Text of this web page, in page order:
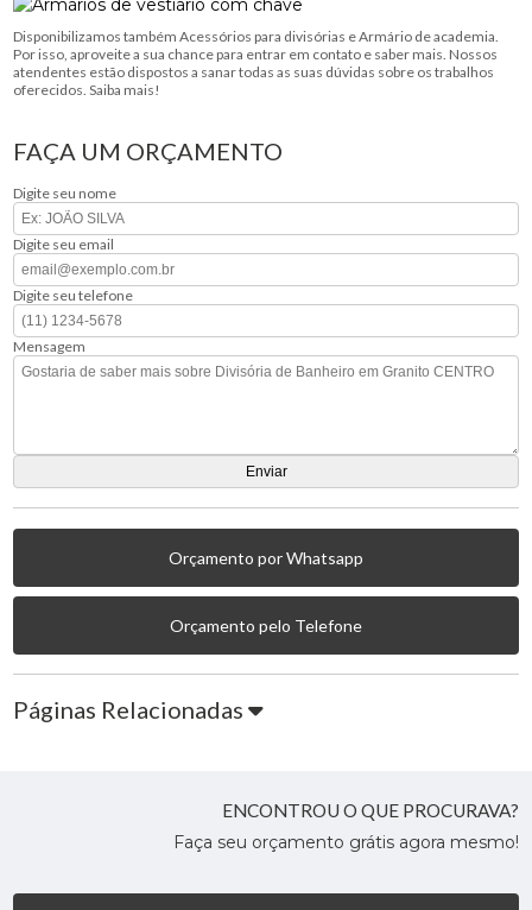
Disponibilizamos também Acessórios para divisórias e Armário de academia.
Por isso, aproveite a sua chance para entrar em contato e saber mais. Nossos
atendentes estão dispostos a sanar todas as suas dúvidas sobre os trabalhos
oferecidos. Saiba mais!
FAÇA UM ORÇAMENTO
Digite seu nome
Digite seu email
Digite seu telefone
Mensagem
Orçamento por Whatsapp
Orçamento pelo Telefone
Páginas Relacionadas
ENCONTROU O QUE PROCURAVA?
Faça seu orçamento grátis agora mesmo!